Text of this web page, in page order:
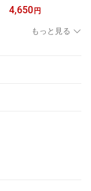
ード・カスタム・リトル
カブ用 弁当キャリア タ
イプ2 センターキャリア
ステンレス製 外装 カス
4,650 円
もっと見る